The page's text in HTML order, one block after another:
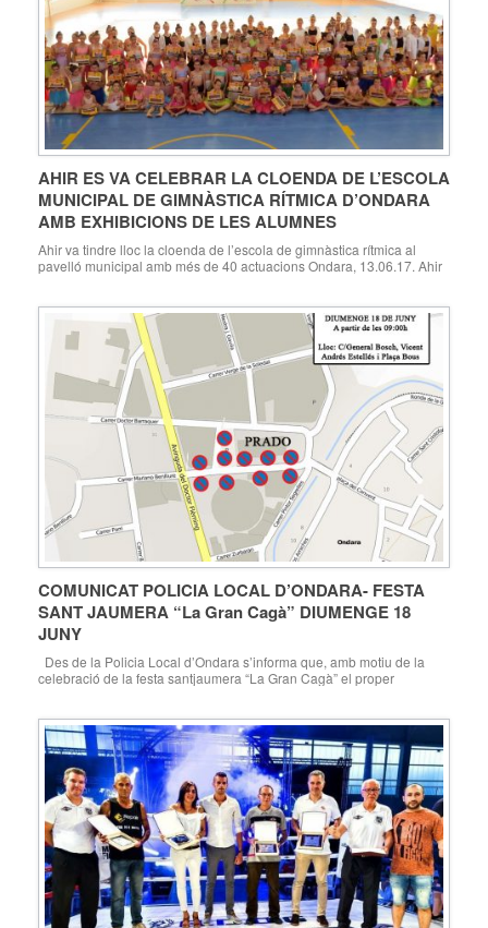
AHIR ES VA CELEBRAR LA CLOENDA DE L’ESCOLA
MUNICIPAL DE GIMNÀSTICA RÍTMICA D’ONDARA
AMB EXHIBICIONS DE LES ALUMNES
Ahir va tindre lloc la cloenda de l’escola de gimnàstica rítmica al
pavelló municipal amb més de 40 actuacions Ondara, 13.06.17. Ahir
l’escola de gimnàstica ha comptat amb 111 alumnes de totes les
categories, […]
COMUNICAT POLICIA LOCAL D’ONDARA- FESTA
SANT JAUMERA “La Gran Cagà” DIUMENGE 18
JUNY
Des de la Policia Local d’Ondara s’informa que, amb motiu de la
celebració de la festa santjaumera “La Gran Cagà” el proper
vehicles al C/ General Bosch des de les 08:30 hores, el qual […]